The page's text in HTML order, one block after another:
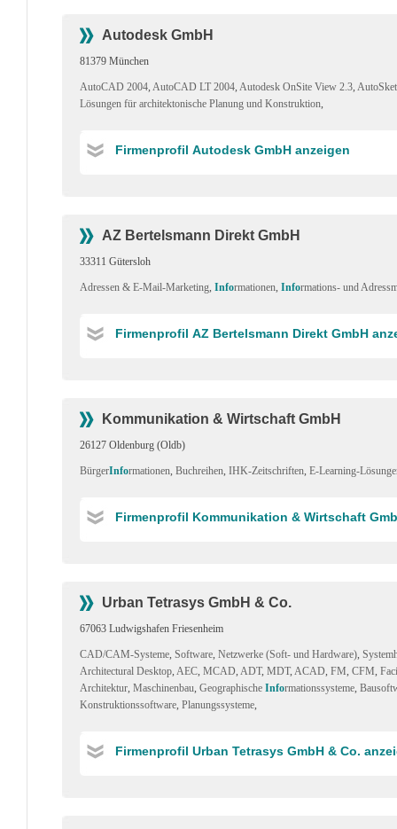
Autodesk GmbH
81379 München
AutoCAD 2004, AutoCAD LT 2004, Autodesk OnSite View 2.3,
Lösungen für architektonische Planung und Konstruktion,
Firmenprofil Autodesk GmbH anzeigen
AZ Bertelsmann Direkt GmbH
33311 Gütersloh
Adressen & E-Mail-Marketing, Informationen, Informations- und
Firmenprofil AZ Bertelsmann Direkt GmbH
Kommunikation & Wirtschaft GmbH
26127 Oldenburg (Oldb)
BürgerInformationen, Buchreihen, IHK-Zeitschriften, E-Learning-
Firmenprofil Kommunikation & Wirtschaft
Urban Tetrasys GmbH & Co.
67063 Ludwigshafen Friesenheim
CAD/CAM-Systeme, Software, Netzwerke (Soft- und Hardware),
Architectural Desktop, AEC, MCAD, ADT, MDT, ACAD, FM, CFM,
Architektur, Maschinenbau, Geographische Informationssysteme,
Konstruktionssoftware, Planungssysteme,
Firmenprofil Urban Tetrasys GmbH & Co.